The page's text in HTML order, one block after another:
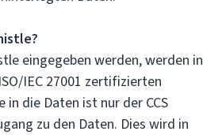
eingegeben werden, werden in
IEC 27001 zertifizierten
die Daten ist nur der CCS
zu den Daten. Dies wird in